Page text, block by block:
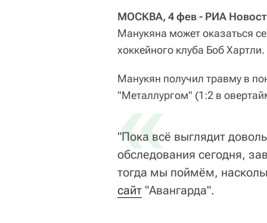
МОСКВА, 4 фев - РИА
Манукяна может оказаться
хоккейного клуба Боб Хартли.
Манукян получил травму в
"Металлургом" (1:2 в
«
"Пока всё выглядит
обследования сегодня,
тогда мы поймём,
сайт "Авангарда".